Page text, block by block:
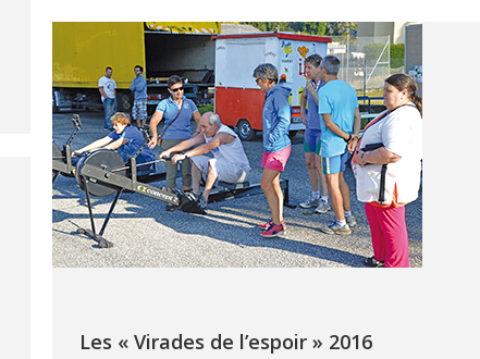
Les « Virades de l’espoir » 2016